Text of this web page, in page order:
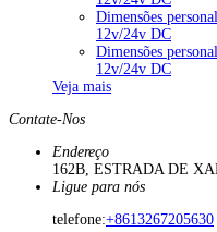
Dimensões
12v/24v DC
Dimensões
12v/24v DC
Veja mais
Contate-Nos
Endereço
162B, ESTRADA DE
Ligue para nós
telefone:+8613267205630